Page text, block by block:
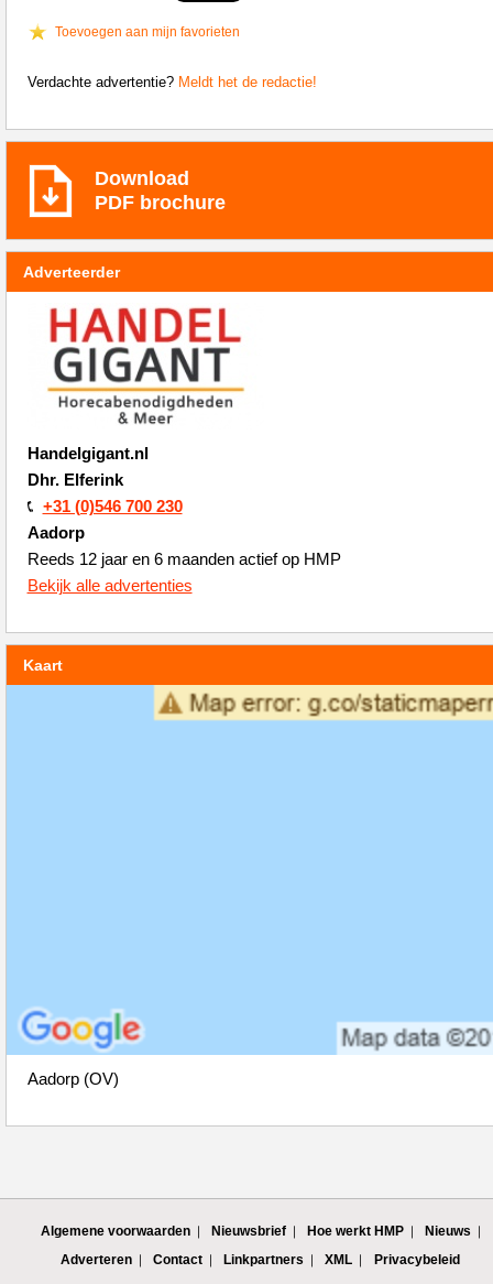
Toevoegen aan mijn favorieten
Verdachte advertentie? Meldt het de redactie!
Download
PDF brochure
Adverteerder
Handelgigant.nl
Dhr. Elferink
+31 (0)546 700 230
Aadorp
Reeds 12 jaar en 6 maanden actief op HMP
Bekijk alle advertenties
Kaart
Aadorp (OV)
Algemene voorwaarden Nieuwsbrief Hoe werkt HMP
Nieuws
Adverteren
Contact Linkpartners XML Privacybeleid